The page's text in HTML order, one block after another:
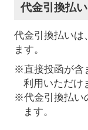
代金引換払い
代金引換払いは
ます。
※直接投函が含
利用いただけ
※代金引換払い
ます。